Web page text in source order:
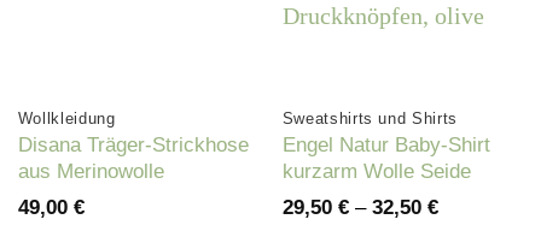
Wollkleidung
Disana Träger-Strickhose
aus Merinowolle
49,00 €
Sweatshirts und Shirts
Engel Natur Baby-Shirt
kurzarm Wolle Seide
29,50 €– 32,50 €